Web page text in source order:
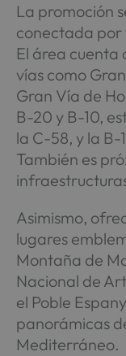
La promoción
conectada por
El área cuenta
vías como
Gran Vía de
B-20 y B-10,
la C-58, y la B-
También es
Asimismo,
lugares
Montaña de
Nacional de
el Poble
panorámicas
Mediterráneo.